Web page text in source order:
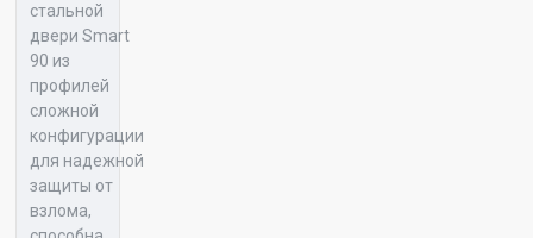
Панель 16 ФК 07
Панель 16 ФК 15
стальной
двери Smart
90 из
профилей
сложной
конфигурации
для надежной
защиты от
взлома,